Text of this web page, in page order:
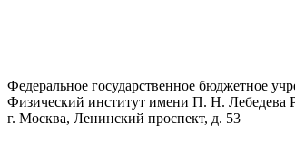
Федеральное государственное бюджетное
Физический институт имени П. Н. Лебедева
г. Москва, Ленинский проспект, д. 53